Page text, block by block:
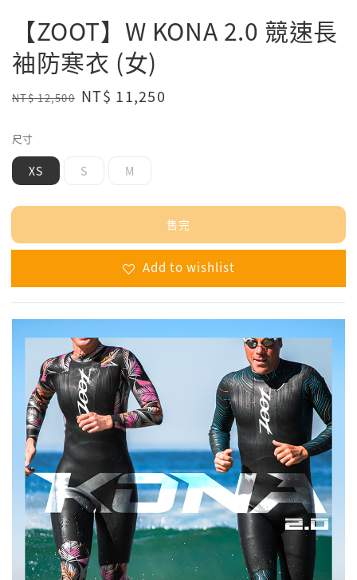
【ZOOT】W KONA 2.0 競速長
袖防寒衣 (女)
Regular
NT$ 12,500 Sale
NT$ 11,250
尺寸
XS S M
售完
Add to wishlist